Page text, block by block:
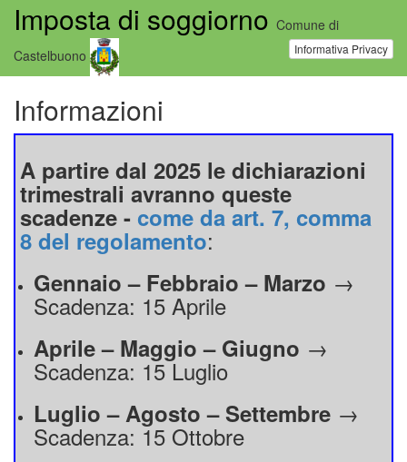
Imposta di soggiorno Comune di
Castelbuono
Informativa Privacy
Informazioni
A partire dal 2025 le dichiarazioni
trimestrali avranno queste
scadenze - come da art. 7, comma
8 del regolamento:
Gennaio – Febbraio – Marzo →
Scadenza: 15 Aprile
Aprile – Maggio – Giugno →
Scadenza: 15 Luglio
Luglio – Agosto – Settembre →
Scadenza: 15 Ottobre